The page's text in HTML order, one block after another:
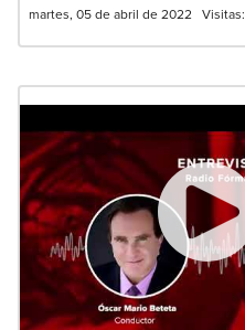
martes, 05 de abril de 2022 Visitas: